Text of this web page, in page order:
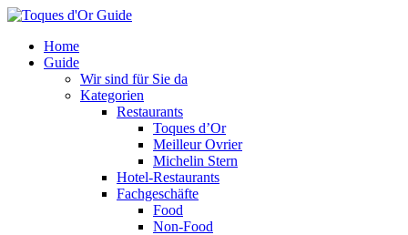
Home
Guide
Wir sind für Sie da
Kategorien
Restaurants
Toques d’Or
Meilleur Ovrier
Michelin Stern
Hotel-Restaurants
Fachgeschäfte
Food
Non-Food